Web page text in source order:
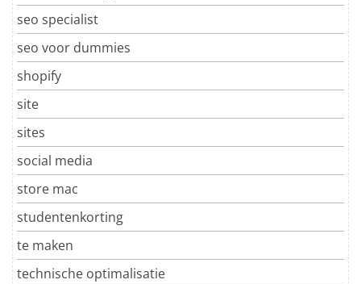
seo specialist
seo voor dummies
shopify
site
sites
social media
store mac
studentenkorting
te maken
technische optimalisatie